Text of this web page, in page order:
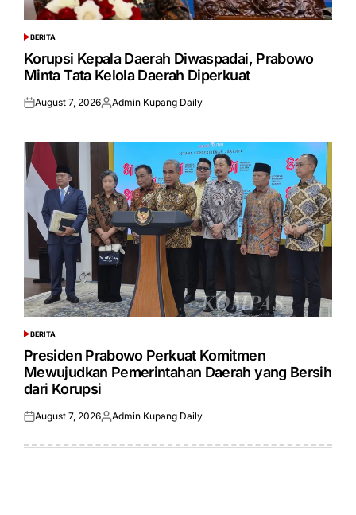
POSTED
IN
BERITA
Korupsi Kepala Daerah Diwaspadai, Prabowo
Minta Tata Kelola Daerah Diperkuat
Posted
August 7, 2026Posted
Admin Kupang Daily
POSTED
IN
BERITA
Presiden Prabowo Perkuat Komitmen
Mewujudkan Pemerintahan Daerah yang Bersih
dari Korupsi
Posted
August 7, 2026Posted
Admin Kupang Daily